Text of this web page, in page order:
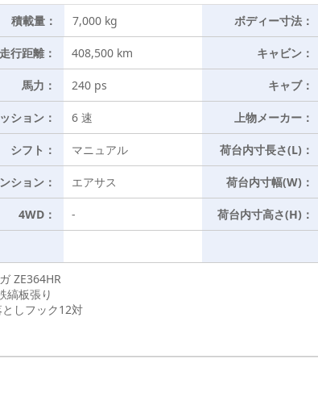
積載量： 7,000 kg ボディー寸法：
走行距離： 408,500 km キャビン：
馬力： 240 ps キャブ：
ション： 6 速 上物メーカー：
シフト： マニュアル 荷台内寸長さ(L)：
ション： エアサス 荷台内寸幅(W)：
4WD： - 荷台内寸高さ(H)：
ZE364HR
縞板張り
しフック12対